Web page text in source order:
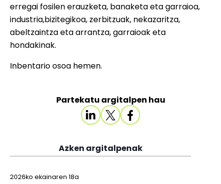
erregai fosilen erauzketa, banaketa eta garraioa,
industria,bizitegikoa, zerbitzuak, nekazaritza,
abeltzaintza eta arrantza, garraioak eta
hondakinak.
Inbentario osoa hemen.
Partekatu argitalpen hau
Azken argitalpenak
2026ko ekainaren 18a